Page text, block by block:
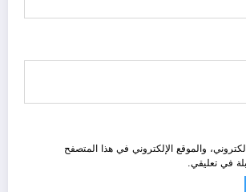
والموقع الإلكتروني في هذا المتصفح
في تعليقي.